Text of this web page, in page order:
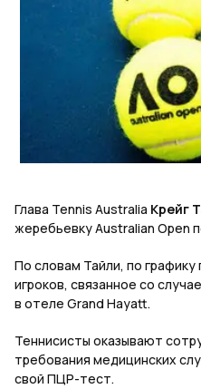
Глава Tennis Australia Крейг
жеребьевку Australian Open
По словам Тайли, по
игроков, связанное со
в отеле Grand Hayatt.
Теннисисты оказывают
требования медицинских
свой ПЦР-тест.